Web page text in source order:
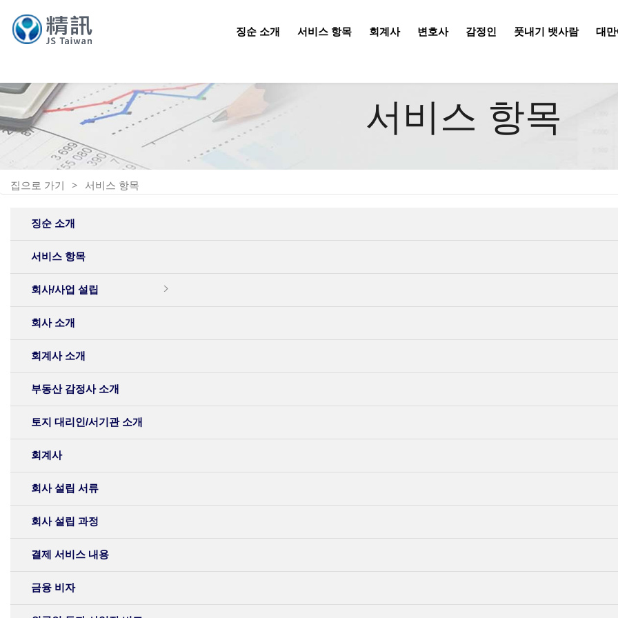
징순 소개 서비스 항목 회계사 변호사 감정인 풋내기 뱃사람 대
서비스 항목
집으로 가기 서비스 항목
징순 소개
서비스 항목
회사/사업 설립
회사 소개
회계사 소개
부동산 감정사 소개
토지 대리인/서기관 소개
회계사
회사 설립 서류
회사 설립 과정
결제 서비스 내용
금융 비자